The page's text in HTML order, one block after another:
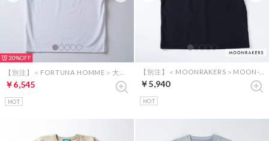
30%
￥6,545
HOT
￥5,940
HOT